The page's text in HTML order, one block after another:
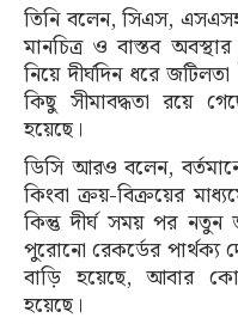
তিনি বলেন, সিএস,
মানচিত্র ও বাস্তব
নিয়ে দীর্ঘদিন ধরে
কিছু সীমাবদ্ধতা রয়ে
হয়েছে।
ডিসি আরও বলেন,
কিংবা ক্রয়-বিক্রয়ের
কিন্তু দীর্ঘ সময় পর নতুন
পুরোনো রেকর্ডের
বাড়ি হয়েছে, আবার
হয়েছে।